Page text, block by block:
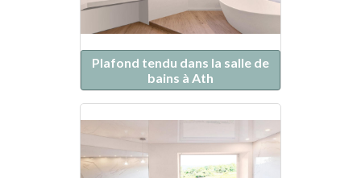
Plafond tendu dans la salle de
bains à Ath